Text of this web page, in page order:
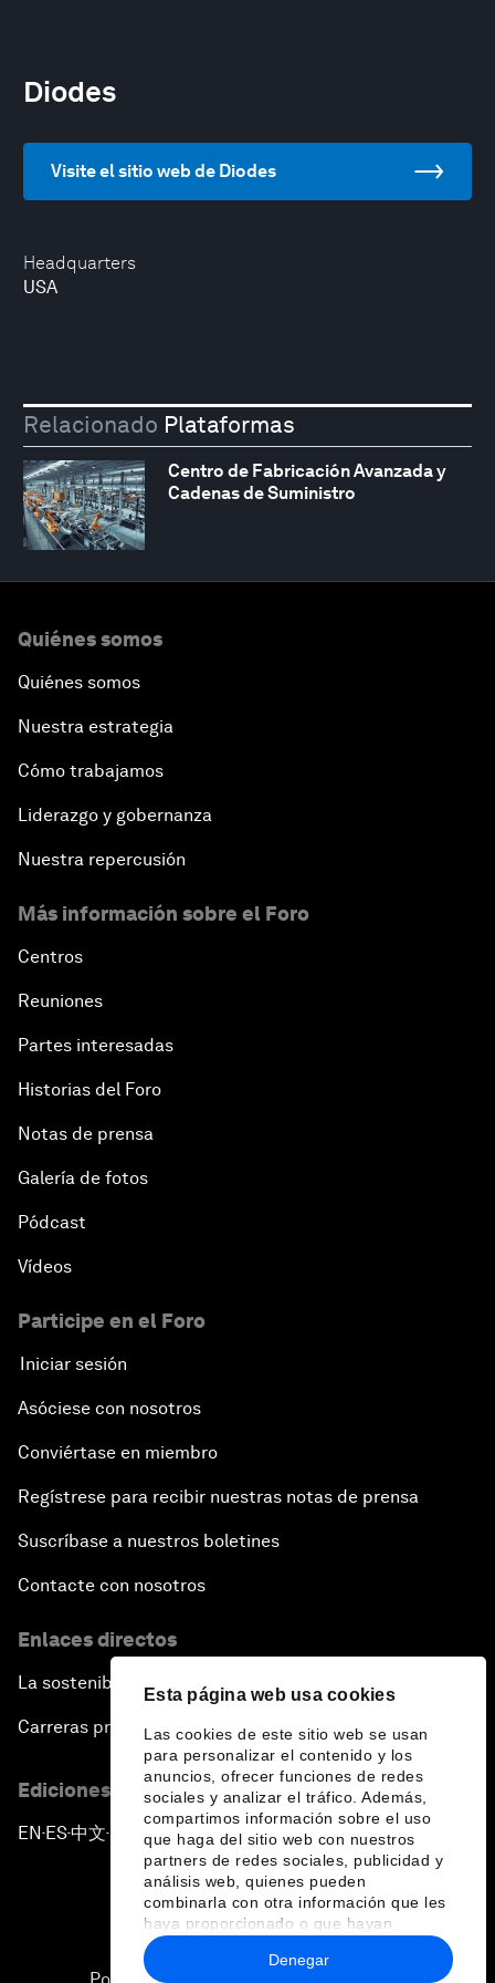
Esta página web usa cookies
Las cookies de este sitio web se usan
para personalizar el contenido y los
anuncios, ofrecer funciones de redes
sociales y analizar el tráfico. Además,
compartimos información sobre el uso
que haga del sitio web con nuestros
partners de redes sociales, publicidad y
análisis web, quienes pueden
combinarla con otra información que les
haya proporcionado o que hayan
recopilado a partir del uso que haya
hecho de sus servicios.
Denegar
Headquarters
USA
Diodes
Visite el sitio web de Diodes
Relacionado Plataformas
Centro de Fabricación Avanzada y
Cadenas de Suministro
Quiénes somos
Quiénes somos
Nuestra estrategia
Cómo trabajamos
Liderazgo y gobernanza
Nuestra repercusión
Más información sobre el Foro
Centros
Reuniones
Partes interesadas
Historias del Foro
Notas de prensa
Galería de fotos
Pódcast
Vídeos
Participe en el Foro
Iniciar sesión
Asóciese con nosotros
Conviértase en miembro
Regístrese para recibir nuestras notas de prensa
Suscríbase a nuestros boletines
Contacte con nosotros
Enlaces directos
La sostenibilidad en el Foro
Carreras profesionales
Ediciones en otros idiomas
EN ▪ES▪中文▪ 日本語